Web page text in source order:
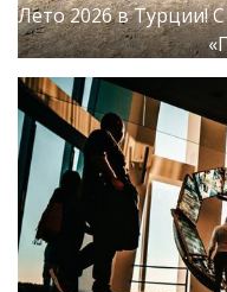
Лето 2026 в Турции!